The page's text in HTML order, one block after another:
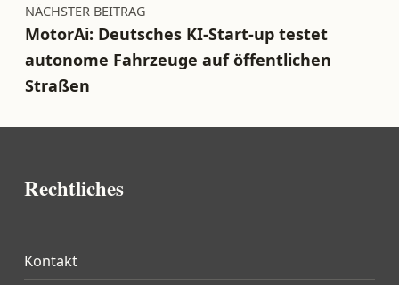
NÄCHSTER BEITRAG
MotorAi: Deutsches KI-Start-up testet
autonome Fahrzeuge auf öffentlichen
Straßen
Rechtliches
Kontakt